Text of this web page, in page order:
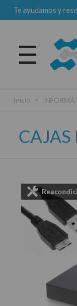
Te ayudamos y
Inicio >